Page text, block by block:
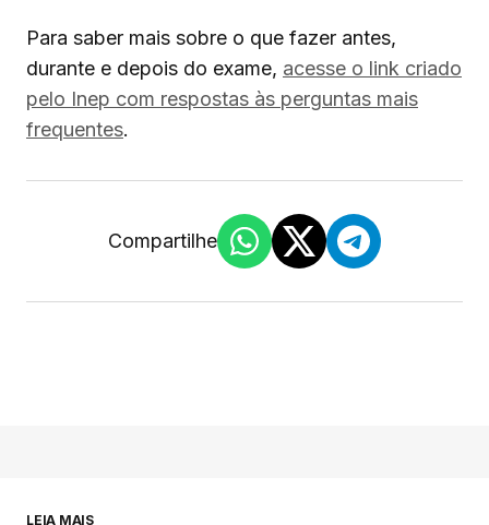
Para saber mais sobre o que fazer antes,
durante e depois do exame, acesse o link criado
pelo Inep com respostas às perguntas mais
frequentes.
Compartilhe
LEIA MAIS